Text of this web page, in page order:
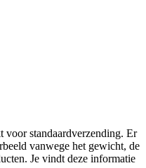
voor standaardverzending. Er
vanwege het gewicht, de
Je vindt deze informatie